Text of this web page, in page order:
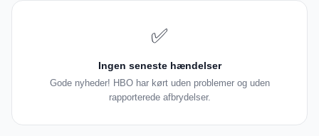
✅
Ingen seneste hændelser
Gode nyheder! HBO har kørt uden problemer og uden
rapporterede afbrydelser.